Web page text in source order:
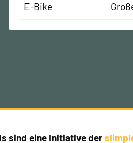
E-Bike
sind eine Initiative der